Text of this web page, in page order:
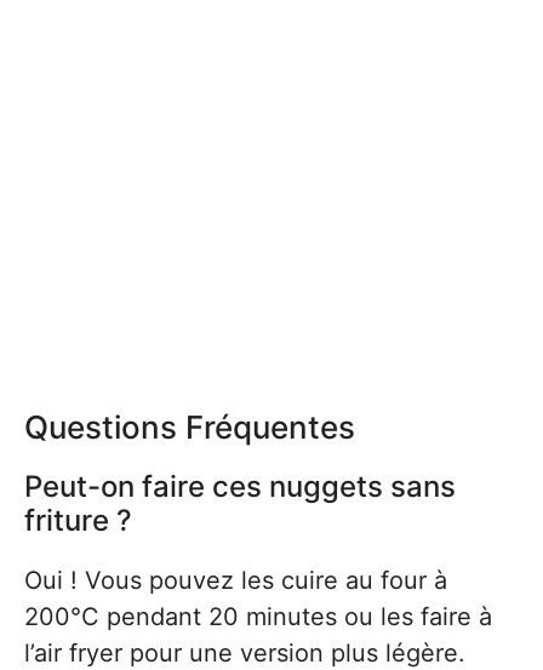
Questions Fréquentes
Peut-on faire ces nuggets sans
friture ?
Oui ! Vous pouvez les cuire au four à
200°C pendant 20 minutes ou les faire à
l’air fryer pour une version plus légère.